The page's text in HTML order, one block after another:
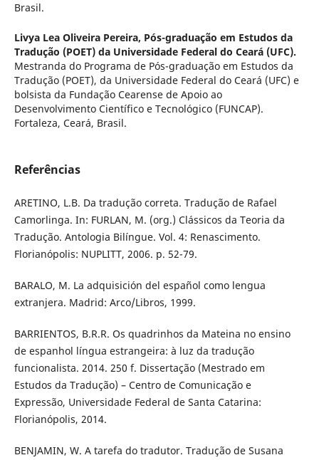
Brasil.
Livya Lea Oliveira Pereira, Pós-graduação em Estudos da
Tradução (POET) da Universidade Federal do Ceará (UFC).
Mestranda do Programa de Pós-graduação em Estudos da
Tradução (POET), da Universidade Federal do Ceará (UFC) e
bolsista da Fundação Cearense de Apoio ao
Desenvolvimento Científico e Tecnológico (FUNCAP).
Fortaleza, Ceará, Brasil.
Referências
ARETINO, L.B. Da tradução correta. Tradução de Rafael
Camorlinga. In: FURLAN, M. (org.) Clássicos da Teoria da
Tradução. Antologia Bilíngue. Vol. 4: Renascimento.
Florianópolis: NUPLITT, 2006. p. 52-79.
BARALO, M. La adquisición del español como lengua
extranjera. Madrid: Arco/Libros, 1999.
BARRIENTOS, B.R.R. Os quadrinhos da Mateina no ensino
de espanhol língua estrangeira: à luz da tradução
funcionalista. 2014. 250 f. Dissertação (Mestrado em
Estudos da Tradução) – Centro de Comunicação e
Expressão, Universidade Federal de Santa Catarina:
Florianópolis, 2014.
BENJAMIN, W. A tarefa do tradutor. Tradução de Susana